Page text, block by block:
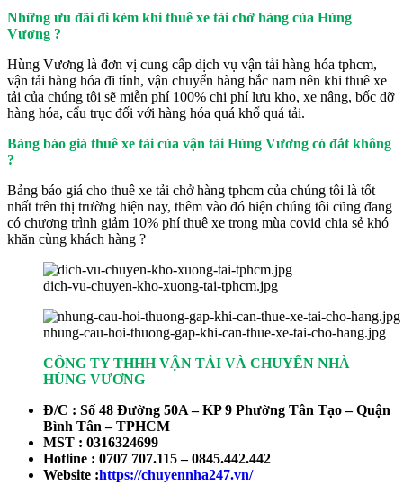
Những ưu đãi đi kèm khi thuê xe tải chở hàng của Hùng
Vương ?
Hùng Vương là đơn vị cung cấp dịch vụ vận tải hàng hóa tphcm,
vận tải hàng hóa đi tỉnh, vận chuyển hàng bắc nam nên khi thuê xe
tải của chúng tôi sẽ miễn phí 100% chi phí lưu kho, xe nâng, bốc dỡ
hàng hóa, cẩu trục đối với hàng hóa quá khổ quá tải.
Bảng báo giá thuê xe tải của vận tải Hùng Vương có đắt không
?
Bảng báo giá cho thuê xe tải chở hàng tphcm của chúng tôi là tốt
nhất trên thị trường hiện nay, thêm vào đó hiện chúng tôi cũng đang
có chương trình giảm 10% phí thuê xe trong mùa covid chia sẻ khó
khăn cùng khách hàng ?
dich-vu-chuyen-kho-xuong-tai-tphcm.jpg
nhung-cau-hoi-thuong-gap-khi-can-thue-xe-tai-cho-hang.jpg
CÔNG TY THHH VẬN TẢI VÀ CHUYỂN NHÀ
HÙNG VƯƠNG
Đ/C : Số 48 Đường 50A – KP 9 Phường Tân Tạo – Quận
Bình Tân – TPHCM
MST : 0316324699
Hotline : 0707 707.115 – 0845.442.442
Website :https://chuyennha247.vn/